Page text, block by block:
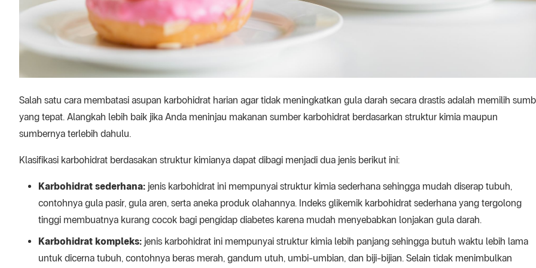
Salah satu cara membatasi asupan karbohidrat harian agar tidak meningkatkan gula darah secara drastis adalah memilih
yang tepat. Alangkah lebih baik jika Anda meninjau makanan sumber karbohidrat berdasarkan struktur kimia maupun
sumbernya terlebih dahulu.
Klasifikasi karbohidrat berdasakan struktur kimianya dapat dibagi menjadi dua jenis berikut ini:
Karbohidrat sederhana: jenis karbohidrat ini mempunyai struktur kimia sederhana sehingga mudah diserap tubuh,
contohnya gula pasir, gula aren, serta aneka produk olahannya. Indeks glikemik karbohidrat sederhana yang tergolong
tinggi membuatnya kurang cocok bagi pengidap diabetes karena mudah menyebabkan lonjakan gula darah.
Karbohidrat kompleks: jenis karbohidrat ini mempunyai struktur kimia lebih panjang sehingga butuh waktu lebih lama
untuk dicerna tubuh, contohnya beras merah, gandum utuh, umbi-umbian, dan biji-bijian. Selain tidak menimbulkan